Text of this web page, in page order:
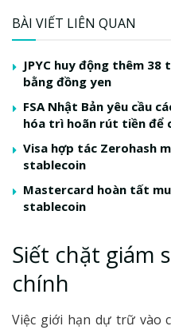
BÀI VIẾT LIÊN QUAN
JPYC huy động thêm
bằng đồng yen
FSA Nhật Bản yêu cầu
hóa trì hoãn rút tiền để
Visa hợp tác Zerohash
stablecoin
Mastercard hoàn tất
stablecoin
Siết chặt giám
chính
Việc giới hạn dự trữ vào